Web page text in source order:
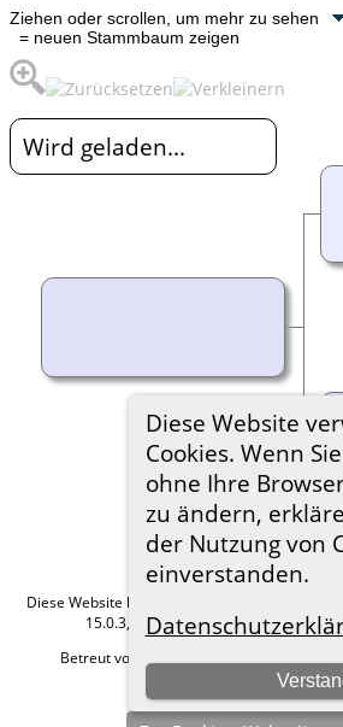
Diese Website
Cookies. Wenn
ohne Ihre
zu ändern,
der Nutzung von
einverstanden.
Ziehen oder scrollen, um mehr zu sehen
= neuen Stammbaum zeigen
Wird geladen...
Diese Website läuft mit
15.0.3, programmiert von Darrin
Betreut von
Hier geht es zum